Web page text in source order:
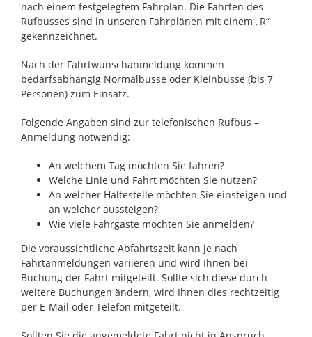
nach einem festgelegtem Fahrplan. Die Fahrten des
Rufbusses sind in unseren Fahrplänen mit einem „R“
gekennzeichnet.
Nach der Fahrtwunschanmeldung kommen
bedarfsabhängig Normalbusse oder Kleinbusse (bis 7
Personen) zum Einsatz.
Folgende Angaben sind zur telefonischen Rufbus –
Anmeldung notwendig:
An welchem Tag möchten Sie fahren?
Welche Linie und Fahrt möchten Sie nutzen?
An welcher Haltestelle möchten Sie einsteigen und
an welcher aussteigen?
Wie viele Fahrgäste möchten Sie anmelden?
Die voraussichtliche Abfahrtszeit kann je nach
Fahrtanmeldungen variieren und wird Ihnen bei
Buchung der Fahrt mitgeteilt. Sollte sich diese durch
weitere Buchungen ändern, wird Ihnen dies rechtzeitig
per E-Mail oder Telefon mitgeteilt.